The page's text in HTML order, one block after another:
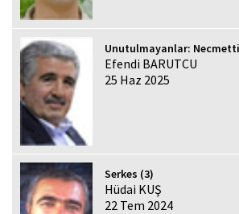
Unutulmayanlar:
Efendi BARUTCU
25 Haz 2025
Serkes (3)
Hüdai KUŞ
22 Tem 2024